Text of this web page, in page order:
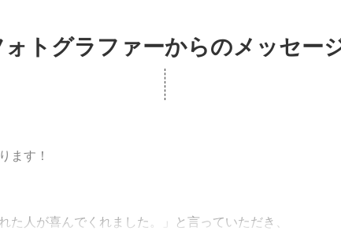
引き受けできます。
真に残す。
ォトグラファーからのメッセー
ます！
人が喜んでくれました。」と言っていただき、